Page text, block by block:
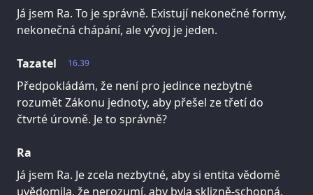
Já jsem Ra. To je správně. Existují nekonečné formy,
nekonečná chápání, ale vývoj je jeden.
16.39
Tazatel
Předpokládám, že není pro jedince nezbytné
rozumět Zákonu jednoty, aby přešel ze třetí do
čtvrté úrovně. Je to správně?
Ra
Já jsem Ra. Je zcela nezbytné, aby si entita vědomě
uvědomila, že nerozumí, aby byla sklizně-schopná.